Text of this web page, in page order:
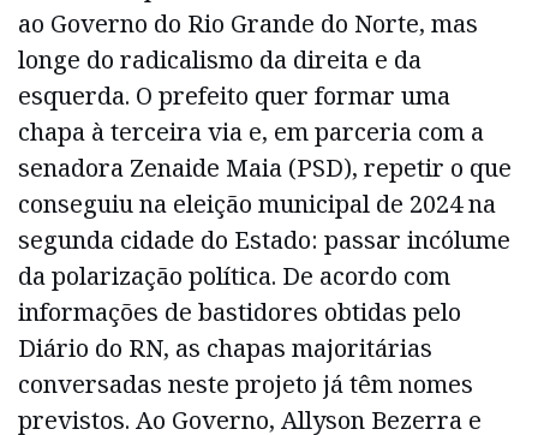
ao Governo do Rio Grande do Norte, mas
longe do radicalismo da direita e da
esquerda. O prefeito quer formar uma
chapa à terceira via e, em parceria com a
senadora Zenaide Maia (PSD), repetir o que
conseguiu na eleição municipal de 2024 na
segunda cidade do Estado: passar incólume
da polarização política. De acordo com
informações de bastidores obtidas pelo
Diário do RN, as chapas majoritárias
conversadas neste projeto já têm nomes
previstos. Ao Governo, Allyson Bezerra e